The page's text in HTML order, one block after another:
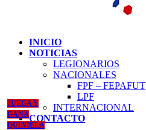
INICIO
NOTICIAS
LEGIONARIOS
NACIONALES
FPF – FEPAFUT
LPF
INTERNACIONAL
CONTACTO
JUEGA Y
GANA
QUINIELA